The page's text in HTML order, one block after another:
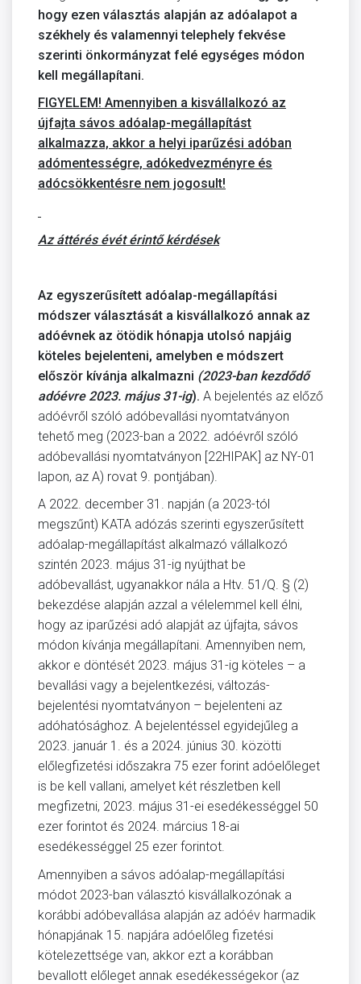
hogy ezen választás alapján az adóalapot a
székhely és valamennyi telephely fekvése
szerinti önkormányzat felé egységes módon
kell megállapítani.
FIGYELEM! Amennyiben a kisvállalkozó az
újfajta sávos adóalap-megállapítást
alkalmazza, akkor a helyi iparűzési adóban
adómentességre, adókedvezményre és
adócsökkentésre nem jogosult!
Az áttérés évét érintő kérdések
Az egyszerűsített adóalap-megállapítási
módszer választását a kisvállalkozó annak az
adóévnek az ötödik hónapja utolsó napjáig
köteles bejelenteni, amelyben e módszert
először kívánja alkalmazni (2023-ban kezdődő
adóévre 2023. május 31-ig). A bejelentés az előző
adóévről szóló adóbevallási nyomtatványon
tehető meg (2023-ban a 2022. adóévről szóló
adóbevallási nyomtatványon [22HIPAK] az NY-01
lapon, az A) rovat 9. pontjában).
A 2022. december 31. napján (a 2023-tól
megszűnt) KATA adózás szerinti egyszerűsített
adóalap-megállapítást alkalmazó vállalkozó
szintén 2023. május 31-ig nyújthat be
adóbevallást, ugyanakkor nála a Htv. 51/Q. § (2)
bekezdése alapján azzal a vélelemmel kell élni,
hogy az iparűzési adó alapját az újfajta, sávos
módon kívánja megállapítani. Amennyiben nem,
akkor e döntését 2023. május 31-ig köteles – a
bevallási vagy a bejelentkezési, változás-
bejelentési nyomtatványon – bejelenteni az
adóhatósághoz. A bejelentéssel egyidejűleg a
2023. január 1. és a 2024. június 30. közötti
előlegfizetési időszakra 75 ezer forint adóelőleget
is be kell vallani, amelyet két részletben kell
megfizetni, 2023. május 31-ei esedékességgel 50
ezer forintot és 2024. március 18-ai
esedékességgel 25 ezer forintot.
Amennyiben a sávos adóalap-megállapítási
módot 2023-ban választó kisvállalkozónak a
korábbi adóbevallása alapján az adóév harmadik
hónapjának 15. napjára adóelőleg fizetési
kötelezettsége van, akkor ezt a korábban
bevallott előleget annak esedékességekor (az